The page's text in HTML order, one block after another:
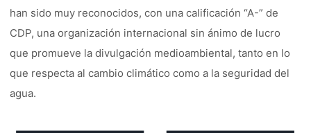
han sido muy reconocidos, con una calificación “A-” de
CDP, una organización internacional sin ánimo de lucro
que promueve la divulgación medioambiental, tanto en lo
que respecta al cambio climático como a la seguridad del
agua.